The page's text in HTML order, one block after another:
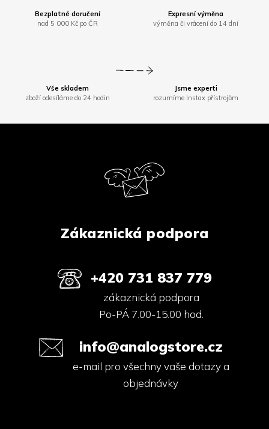
Bezplatné doručení
nad 5 000 Kč po ČR
Expresní výměna
výměna či vrácení do 14 dní
Vše skladem
zboží odesíláme do 24 hodin
Jsme experti
rozumíme Instax přístrojům
Zákaznická podpora
+420 731 837 779
zákaznická podpora
Po-PÁ 7.00-15.00 hod.
info@analogstore.cz
e-mail pro všechny vaše dotazy a
objednávky